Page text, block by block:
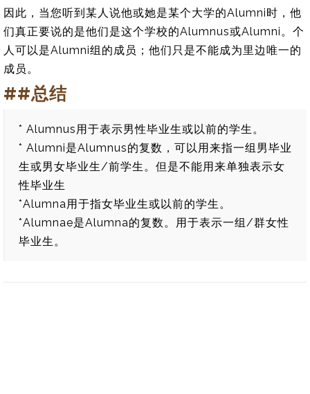
因此，当您听到某人说他或​​她是某个大学的Alumni时，他
们真正要说的是他们是这个学校的Alumnus或Alumni。个
人可以是Alumni组的成员；他们只是不能成为里边唯一的
成员。
##总结
* Alumnus用于表示男性毕业生或以前的学生。
* Alumni是Alumnus的复数，可以用来指一组男毕业
生或男女毕业生/前学生。但是不能用来单独表示女
性毕业生
*Alumna用于指女毕业生或以前的学生。
*Alumnae是Alumna的复数。用于表示一组/群女性
毕业生。